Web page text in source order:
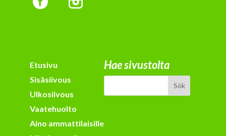
Etusivu
Sisäsiivous
Ulkosiivous
Vaatehuolto
Aino ammattilaisille
Hae sivustolta